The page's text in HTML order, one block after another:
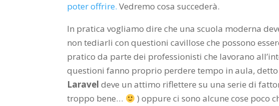
poter offrire. Vedremo cosa succederà.
In pratica vogliamo dire che una scuola moderna
non tediarli con questioni cavillose che possono
pratico da parte dei professionisti che lavorano
questioni fanno proprio perdere tempo in aula,
Laravel deve un attimo riflettere su una serie di
troppo bene…
) oppure ci sono alcune cose poco